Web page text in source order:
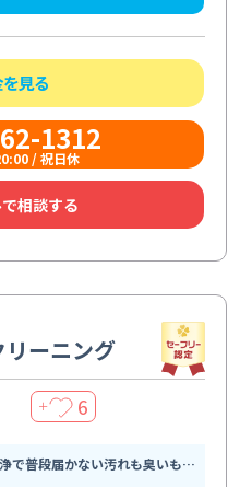
見る
1312
/ 祝日休
相談する
ーニング
＋ 6
部品を外した高圧洗浄で普段届かない汚れも臭いもすっきり解消